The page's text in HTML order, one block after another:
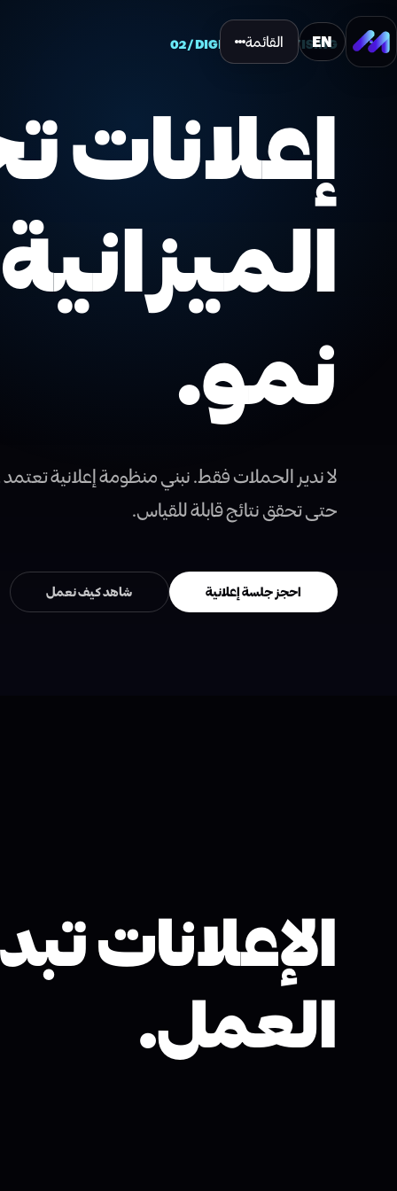
EN القائمة
02 / DIGITAL ADVERTISING
إعلانات
نمو.
لا ندير الحملات فقط. نبني منظومة إعلانية
حتى تحقق نتائج قابلة للقياس.
احجز جلسة إعلانية شاهد كيف نعمل
الإعلانات
العمل.